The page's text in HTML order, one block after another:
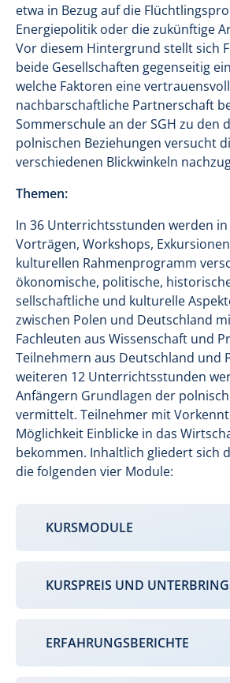
etwa in Bezug auf die
Energiepolitik oder die zukünftige
Vor diesem Hintergrund stellt sich
beide Gesellschaften gegenseitig
welche Faktoren eine
nachbarschaftliche Partnerschaft
Sommerschule an der SGH zu den
polnischen Beziehungen versucht
verschiedenen Blickwinkeln
Themen:
In 36 Unterrichtsstunden werden
Vorträgen, Workshops,
kulturellen Rahmenprogramm
ökonomische, politische,
sellschaftliche und kulturelle
zwischen Polen und Deutschland
Fachleuten aus Wissenschaft und
Teilnehmern aus Deutschland und
weiteren 12 Unterrichtsstunden
Anfängern Grundlagen der
vermittelt. Teilnehmer mit
Möglichkeit Einblicke in das
bekommen. Inhaltlich gliedert sich
die folgenden vier Module:
KURSMODULE
KURSPREIS UND
ERFAHRUNGSBERICHTE